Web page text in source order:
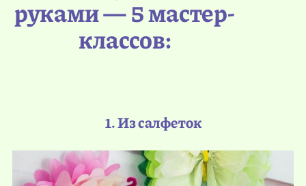
руками — 5 мастер-
классов:
1. Из салфеток